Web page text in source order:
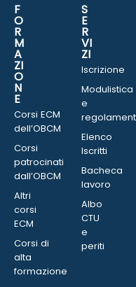
F
O
R
M
A
ZI
O
N
E
Corsi ECM
dell’OBCM
Corsi
patrocinati
dall’OBCM
Altri
corsi
ECM
Corsi di
alta
formazione
S
E
R
VI
ZI
Iscrizione
Modulistica
e
Elenco
Iscritti
Bacheca
lavoro
Albo
CTU
e
periti